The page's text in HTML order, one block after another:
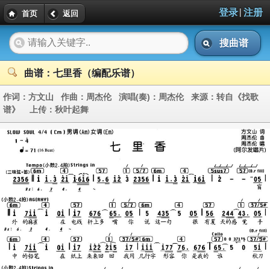
首页 返回 登录| 注册
搜曲谱
曲谱：七里香（编配乐谱）
作词： 方文山 作曲： 周杰伦 演唱(奏)： 周杰伦 来源： 转自《找歌
谱》 上传： 秋叶起舞